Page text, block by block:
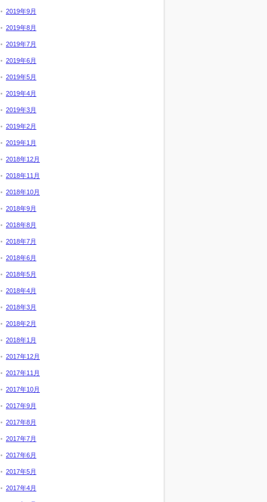
2019年9月
2019年8月
2019年7月
2019年6月
2019年5月
2019年4月
2019年3月
2019年2月
2019年1月
2018年12月
2018年11月
2018年10月
2018年9月
2018年8月
2018年7月
2018年6月
2018年5月
2018年4月
2018年3月
2018年2月
2018年1月
2017年12月
2017年11月
2017年10月
2017年9月
2017年8月
2017年7月
2017年6月
2017年5月
2017年4月